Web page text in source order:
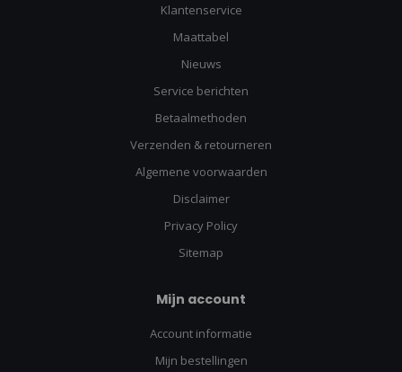
Klantenservice
Maattabel
Nieuws
Service berichten
Betaalmethoden
Verzenden & retourneren
Algemene voorwaarden
Disclaimer
Privacy Policy
Sitemap
Mijn account
Account informatie
Mijn bestellingen